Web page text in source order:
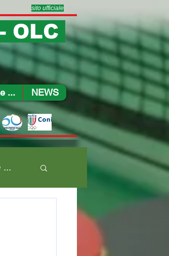
sito ufficiale
OLC
... NEWS
...